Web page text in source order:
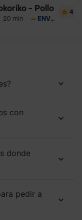
- Pollo
20 min · ENVÍO GRATIS
4
con
donde
pedir a